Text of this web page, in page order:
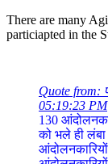
There are many
particiapted in the
Quote from:
05:19:23 PM
130
को भले ही लंबा